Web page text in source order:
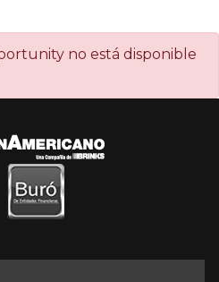
no está disponible